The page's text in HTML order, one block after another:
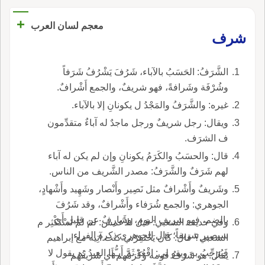
معجم لسان العرب
+
شرف
الشَّرَفُ: الحَسَبُ بالآباء، شَرُفَ يَشْرُفُ شَرَفاً
وشُرْفَة وشَرافةً، فهو شريفٌ، والجمع أَشْرافٌ.
غيره: والشَّرَفُ والمَجْدُ ل يكونانِ إلا بالآباء.
ويقال: رجل شريفٌ ورجل ماجدٌ له آباءٌ متقدِّمون
ف الشرَف.
قال: والحسَبُ والكَرَمُ يكونانِ وإن لم يكن له آباء
لهم شَرَفٌ والشَّرَفُ: مصدر الشَّريف من الناس.
وشَريفٌ وأَشْرافٌ مثل نَصِير وأَنْصار وشَهِيد وأَشْهادٍ،
الجوهري: والجمع شُرَفاء وأَشْرافٌ، وقد شَرُفَ
بالضم، فهو شريف اليوم، وشارِفٌ عن قليل أَي
سيصير شريفاً؛ قال الجوهري ذكره الفراء.
وفي حديث الشعبي: قيل للأَعمش: لمَ لمْ تَسْتَكْثِر م
الشعبي؟ قال: كان يَحْتَقِرُني كنت آتِيه مع إبراهيم
فَيُرَحِّبُ به ويقو لي: اقْعُدْ ثَمَّ أَيـُّها العبدُ ثم يقول لا
يقال: هو شَرَفُ قومه وكَرَمُهم أَي شَريفُهُم